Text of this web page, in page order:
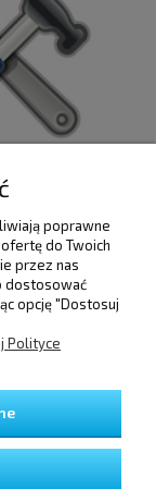
poprawne
do Twoich
przez nas
dostosować
opcję "Dostosuj
Polityce